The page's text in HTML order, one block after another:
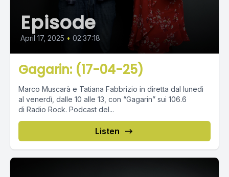
Episode
April 17, 2025 • 02:37:18
Gagarin: (17-04-25)
Marco Muscarà e Tatiana Fabbrizio in diretta dal lunedì
al venerdì, dalle 10 alle 13, con “Gagarin” sui 106.6
di Radio Rock. Podcast del...
Listen